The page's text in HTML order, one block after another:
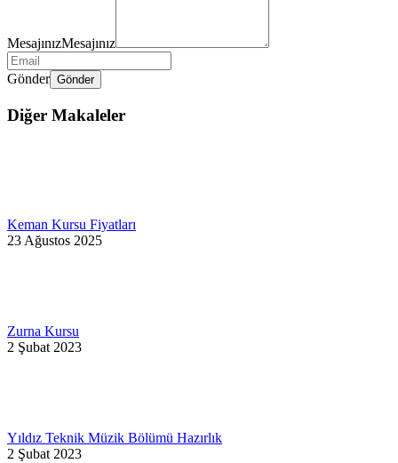
MesajınızMesajınız
Gönder Gönder
Diğer Makaleler
Keman Kursu Fiyatları
23 Ağustos 2025
Zurna Kursu
2 Şubat 2023
Yıldız Teknik Müzik Bölümü Hazırlık
2 Şubat 2023